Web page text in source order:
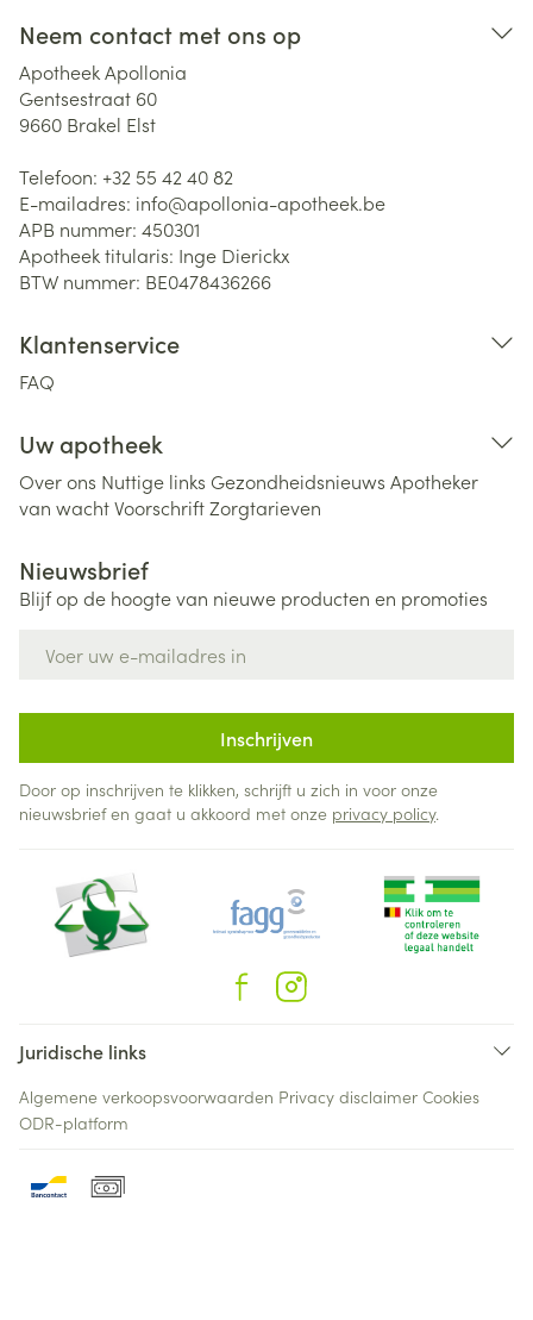
Neem contact met ons op
Apotheek Apollonia
Gentsestraat 60
9660 Brakel Elst
Telefoon: +32 55 42 40 82
E-mailadres: info@apollonia-apotheek.be
APB nummer: 450301
Apotheek titularis: Inge Dierickx
BTW nummer: BE0478436266
Klantenservice
FAQ
Uw apotheek
Over ons Nuttige links Gezondheidsnieuws Apotheker
van wachtVoorschriftZorgtarieven
Nieuwsbrief
Blijf op de hoogte van nieuwe producten en promoties
Inschrijven
Door op inschrijven te klikken, schrijft u zich in voor onze
nieuwsbrief en gaat u akkoord met onze privacy policy.
Juridische links
Algemene verkoopsvoorwaarden Privacy disclaimer Cookies
ODR-platform